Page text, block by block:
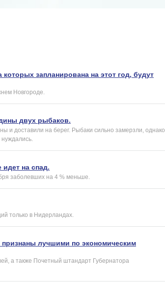
запланирована на этот год, будут
Новгороде.
двух рыбаков.
и доставили на берег. Рыбаки сильно замерзли, однако
на спад.
заболевших на 4 % меньше.
только в Нидерландах.
лучшими по экономическим
а также Почетный штандарт Губернатора